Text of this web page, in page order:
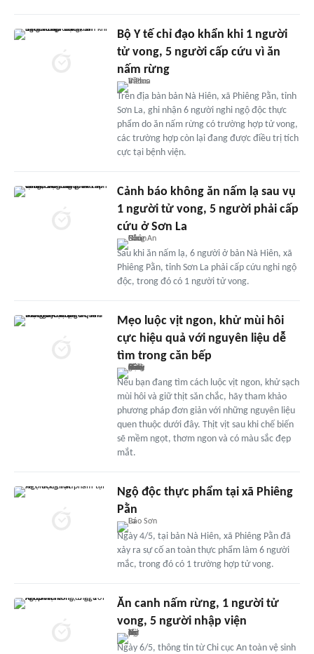
Bộ Y tế chỉ đạo khẩn khi 1 người
tử vong, 5 người cấp cứu vì ăn
nấm rừng
Trên địa bàn bản Nà Hiên, xã Phiêng Pằn, tỉnh
Sơn La, ghi nhận 6 người nghi ngộ độc thực
phẩm do ăn nấm rừng có trường hợp tử vong,
các trường hợp còn lại đang được điều trị tích
cực tại bệnh viện.
Cảnh báo không ăn nấm lạ sau vụ
1 người tử vong, 5 người phải cấp
cứu ở Sơn La
Sau khi ăn nấm lạ, 6 người ở bản Nà Hiên, xã
Phiêng Pằn, tỉnh Sơn La phải cấp cứu nghi ngộ
độc, trong đó có 1 người tử vong.
Mẹo luộc vịt ngon, khử mùi hôi
cực hiệu quả với nguyên liệu dễ
tìm trong căn bếp
Nếu bạn đang tìm cách luộc vịt ngon, khử sạch
mùi hôi và giữ thịt săn chắc, hãy tham khảo
phương pháp đơn giản với những nguyên liệu
quen thuộc dưới đây. Thịt vịt sau khi chế biến
sẽ mềm ngọt, thơm ngon và có màu sắc đẹp
mắt.
Ngộ độc thực phẩm tại xã Phiêng
Pằn
Ngày 4/5, tại bản Nà Hiên, xã Phiêng Pằn đã
xảy ra sự cố an toàn thực phẩm làm 6 người
mắc, trong đó có 1 trường hợp tử vong.
Ăn canh nấm rừng, 1 người tử
vong, 5 người nhập viện
Ngày 6/5, thông tin từ Chi cục An toàn vệ sinh